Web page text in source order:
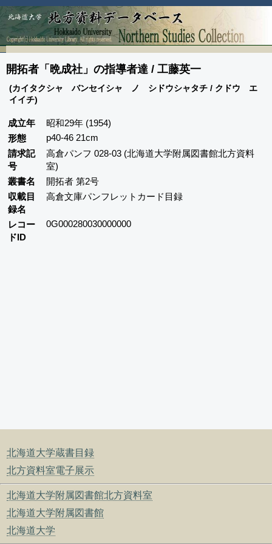
北海道大学蔵書目録
北方資料室電子展示
北海道大学附属図書館北方資料室
北海道大学附属図書館
北海道大学
開拓者「晩成社」の指導者達 / 工藤英一
(カイタクシャ バンセイシャ ノ シドウシャタチ / クドウ エ
イイチ)
成立年
昭和29年 (1954)
形態
p40-46 21cm
請求記
号
高倉パンフ 028-03 (北海道大学附属図書館北方資料
室)
叢書名
開拓者 第2号
収載目
録名
高倉文庫パンフレットカード目録
レコー
ドID
0G000280030000000